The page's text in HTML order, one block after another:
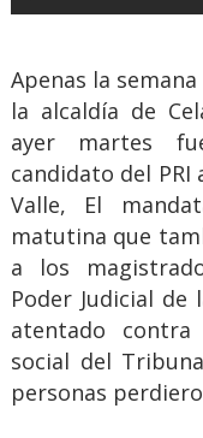
Apenas la
la alcaldía de
ayer martes
candidato del PRI
Valle, El
matutina que
a los
Poder Judicial de
atentado
social del
personas